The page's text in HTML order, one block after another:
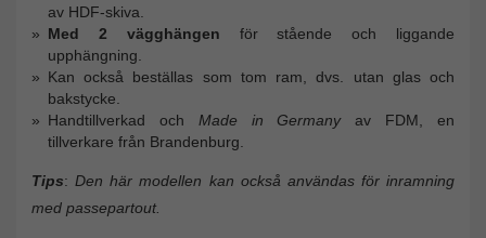
av HDF-skiva.
Med 2 vägghängen för stående och liggande
upphängning.
Kan också beställas som tom ram, dvs. utan glas och
bakstycke.
Handtillverkad och Made in Germanyav FDM, en
tillverkare från Brandenburg.
Tips: Den här modellen kan också användas för inramning
med passepartout.